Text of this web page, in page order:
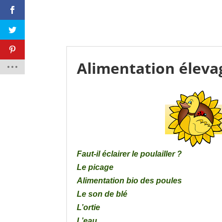
Alimentation
Faut-il éclairer le poulailler ?
Le picage
Alimentation bio des poules
Le son de blé
L’ortie